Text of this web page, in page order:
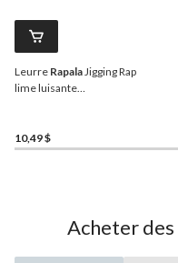
Leurre Rapala Jigging Rap
lime luisante
10,49 $
Acheter